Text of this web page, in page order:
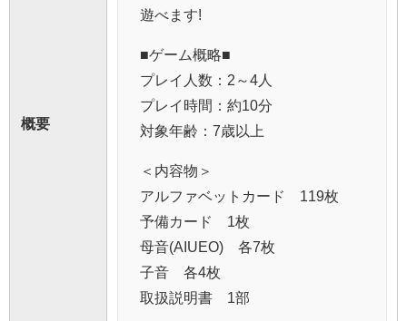
概要
遊べます!
■ゲーム概略■
プレイ人数：2～4人
プレイ時間：約10分
対象年齢：7歳以上
＜内容物＞
アルファベットカード 119枚
予備カード 1枚
母音(AIUEO) 各7枚
子音 各4枚
取扱説明書 1部